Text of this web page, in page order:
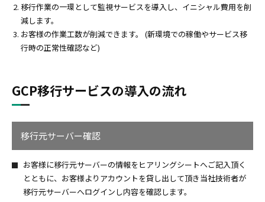
移行作業の一環として監視サービスを導入し、イニシャル費用を削
減します。
お客様の作業工数が削減できます。 (新環境での稼働やサービス移
行時の正常性確認など)
GCP移行サービスの導入の流れ
移行元サーバー確認
お客様に移行元サーバーの情報をヒアリングシートへご記入頂く
とともに、お客様よりアカウントを貸し出して頂き当社技術者が
移行元サーバーへログインし内容を確認します。